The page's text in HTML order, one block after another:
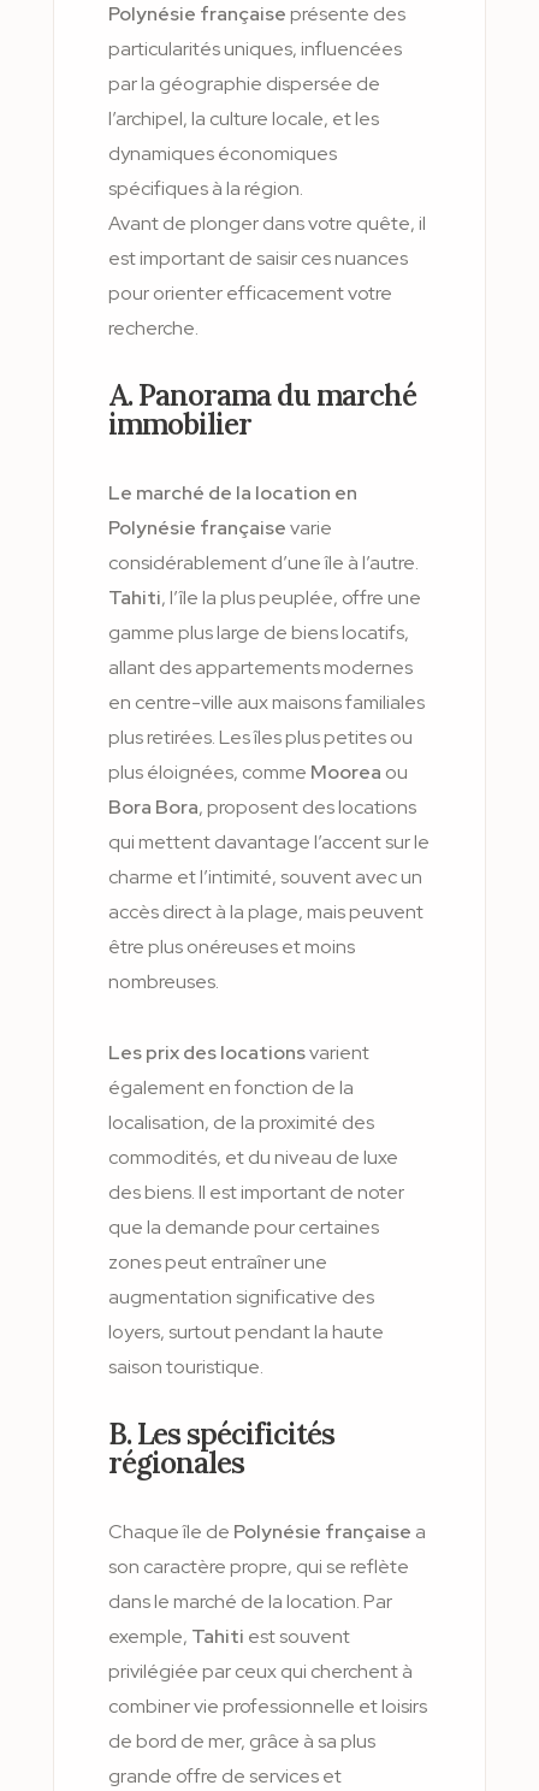
Polynésie françaiseprésente des
particularités uniques, influencées
par la géographie dispersée de
l’archipel, la culture locale, et les
dynamiques économiques
spécifiques à la région.
Avant de plonger dans votre quête, il
est important de saisir ces nuances
pour orienter efficacement votre
recherche.
A. Panorama du marché
immobilier
Le marché de la location en
Polynésie françaisevarie
considérablement d’une île à l’autre.
Tahiti, l’île la plus peuplée, offre une
gamme plus large de biens locatifs,
allant des appartements modernes
en centre-ville aux maisons familiales
plus retirées. Les îles plus petites ou
plus éloignées, comme Moorea ou
Bora Bora, proposent des locations
qui mettent davantage l’accent sur le
charme et l’intimité, souvent avec un
accès direct à la plage, mais peuvent
être plus onéreuses et moins
nombreuses.
Les prix des locationsvarient
également en fonction de la
localisation, de la proximité des
commodités, et du niveau de luxe
des biens. Il est important de noter
que la demande pour certaines
zones peut entraîner une
augmentation significative des
loyers, surtout pendant la haute
saison touristique.
B. Les spécificités
régionales
Chaque île de Polynésie française a
son caractère propre, qui se reflète
dans le marché de la location. Par
exemple, Tahiti est souvent
privilégiée par ceux qui cherchent à
combiner vie professionnelle et loisirs
de bord de mer, grâce à sa plus
grande offre de services et